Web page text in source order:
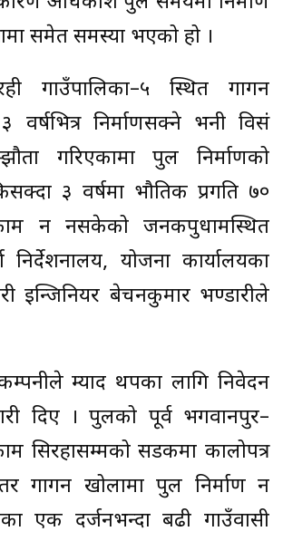
समेत समस्या भएको हो ।
गाउँपालिका–५ स्थित गागन
वर्षभित्र निर्माणसक्ने भनी विसं
गरिएकामा पुल निर्माणको
३ वर्षमा भौतिक प्रगति ७०
काम हुन नसकेको जनकपुधामस्थित
निर्देशनालय, योजना कार्यालयका
इन्जिनियर बेचनकुमार भण्डारीले
म्याद थपका लागि निवेदन
दिए । पुलको पूर्व भगवानपुर–
सिरहासम्मको सडकमा कालोपत्र
गागन खोलामा पुल निर्माण हुन
एक दर्जनभन्दा बढी गाउँवासी